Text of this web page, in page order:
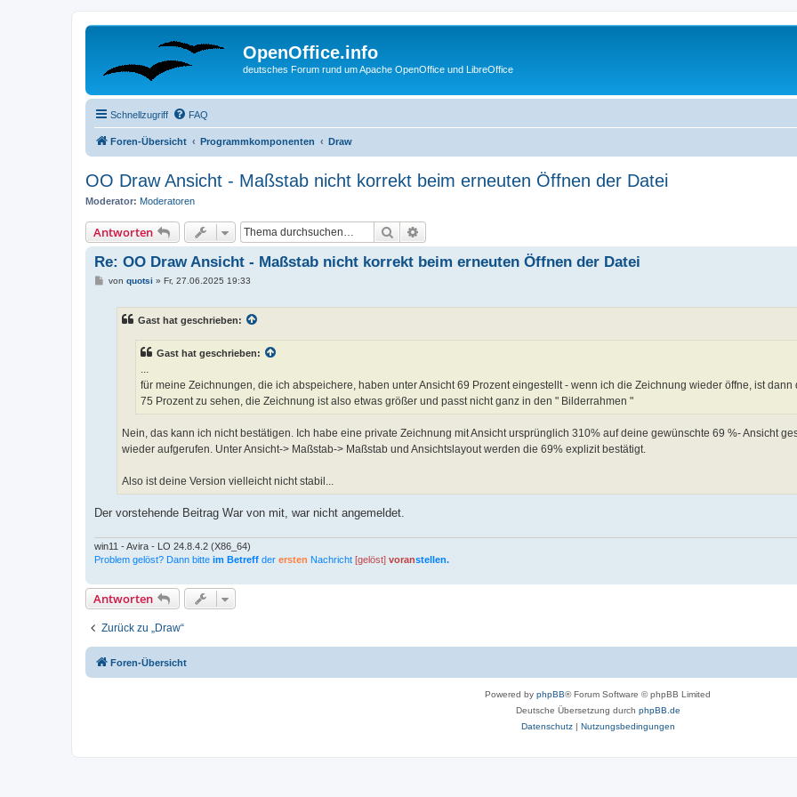
OpenOffice.info
deutsches Forum rund um Apache OpenOffice und LibreOffice
Schnellzugriff FAQ
Foren-Übersicht Programmkomponenten Draw
OO Draw Ansicht - Maßstab nicht korrekt beim erneuten Öffnen der Datei
Moderator: Moderatoren
Antworten Suche
Re: OO Draw Ansicht - Maßstab nicht korrekt beim erneuten Öffnen der Datei
Bvon quotsi » Fr, 27.06.2025 19:33
Gast hat geschrieben:
Gast hat geschrieben:
für meine Zeichnungen, die ich abspeichere, haben unter Ansicht 69 Prozent eingestellt - wenn ich die Zeichnung wieder öffne, ist dann
75 Prozent zu sehen, die Zeichnung ist also etwas größer und passt nicht ganz in den " Bilderrahmen "
Nein, das kann ich nicht bestätigen. Ich habe eine private Zeichnung mit Ansicht ursprünglich 310% auf deine gewünschte 69 %- Ansicht
wieder aufgerufen. Unter Ansicht-> Maßstab-> Maßstab und Ansichtslayout werden die 69% explizit bestätigt.
Also ist deine Version vielleicht nicht stabil...
Der vorstehende Beitrag War von mit, war nicht angemeldet.
win11 - Avira - LO 24.8.4.2 (X86_64)
Problem gelöst? Dann bitte im Betreff der ersten Nachricht [gelöst] voranstellen.
Antworten
Zurück zu „Draw“
Foren-Übersicht
Powered by phpBB® Forum Software © phpBB Limited
Deutsche Übersetzung durch phpBB.de
Datenschutz| Nutzungsbedingungen